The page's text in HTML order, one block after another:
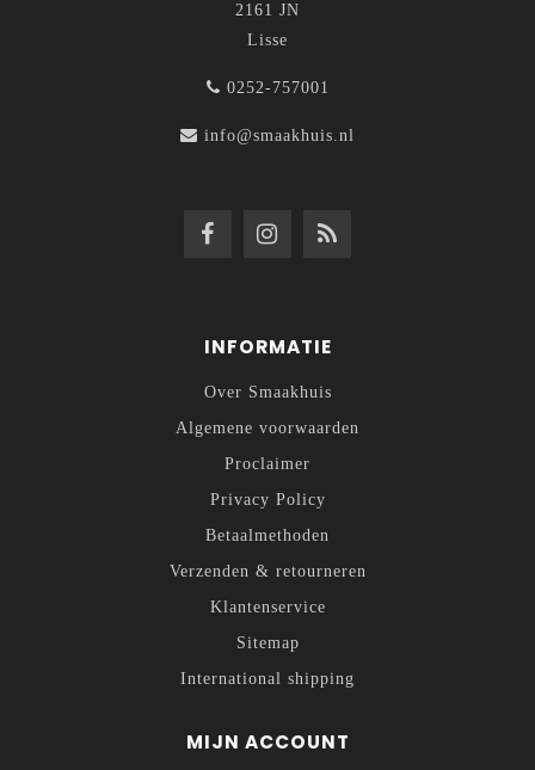
2161 JN
Lisse
0252-757001
info@smaakhuis.nl
INFORMATIE
Over Smaakhuis
Algemene voorwaarden
Proclaimer
Privacy Policy
Betaalmethoden
Verzenden & retourneren
Klantenservice
Sitemap
International shipping
MIJN ACCOUNT